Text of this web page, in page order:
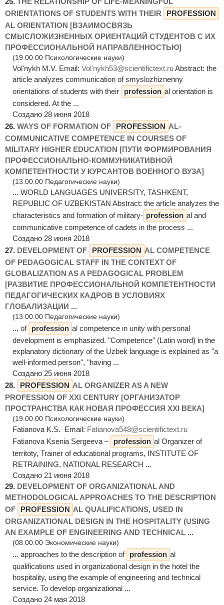
ORIENTATIONS OF STUDENTS WITH THEIR
PROFESSION
AL ORIENTATION [ВЗАИМОСВЯЗЬ
СМЫСЛОЖИЗНЕННЫХ ОРИЕНТАЦИЙ СТУДЕНТОВ С ИХ
ПРОФЕССИОНАЛЬНОЙ НАПРАВЛЕННОСТЬЮ]
(19.00.00 Психологические науки)
Vol'nykh М.V. Email: Vol'nykh53@scientifictext.ruAbstract: the
article analyzes communication of smyslozhiznenny
orientations of students with their
profession al orientation is
considered. At the ...
Создано 28 июня 2018
26. WAYS OF FORMATION OF PROFESSION AL-
COMMUNICATIVE COMPETENCE IN COURSES OF
MILITARY HIGHER EDUCATION [ПУТИ ФОРМИРОВАНИЯ
ПРОФЕССИОНАЛЬНО-КОММУНИКАТИВНОЙ
КОМПЕТЕНТНОСТИ У КУРСАНТОВ ВОЕННОГО ВУЗА]
(13.00.00 Педагогические науки)
... WORLD LANGUAGES UNIVERSITY, TASHKENT,
REPUBLIC OF UZBEKISTAN Abstract: the article analyzes the
characteristics and formation of military- profession al and
communicative competence of cadets in the process ...
Создано 28 июня 2018
27. DEVELOPMENT OF PROFESSION AL COMPETENCE
OF PEDAGOGICAL STAFF IN THE CONTEXT OF
GLOBALIZATION AS A PEDAGOGICAL PROBLEM
[РАЗВИТИЕ ПРОФЕССИОНАЛЬНОЙ КОМПЕТЕНТНОСТИ
ПЕДАГОГИЧЕСКИХ КАДРОВ В УСЛОВИЯХ
ГЛОБАЛИЗАЦИИ ...
(13.00.00 Педагогические науки)
... of profession al competence in unity with personal
development is emphasized. "Competence" (Latin word) in the
explanatory dictionary of the Uzbek language is explained as "a
well-informed person", "having ...
Создано 25 июня 2018
28.
PROFESSION AL ORGANIZER AS A NEW
PROFESSION OF XXI CENTURY [ОРГАНИЗАТОР
ПРОСТРАНСТВА КАК НОВАЯ ПРОФЕССИЯ XXI ВЕКА]
(19.00.00 Психологические науки)
Fatianova K.S. Email: Fatianova548@scientifictext.ru
Fatianova Ksenia Sergeeva – profession al Organizer of
territoty, Trainer of educational programs, INSTITUTE OF
RETRAINING, NATIONAL RESEARCH ...
Создано 21 июня 2018
29. DEVELOPMENT OF ORGANIZATIONAL AND
METHODOLOGICAL APPROACHES TO THE DESCRIPTION
OF
PROFESSION AL QUALIFICATIONS, USED IN
ORGANIZATIONAL DESIGN IN THE HOSPITALITY (USING
AN EXAMPLE OF ENGINEERING AND TECHNICAL ...
(08.00.00 Экономические науки)
... approaches to the description of profession al
qualifications used in organizational design in the hotel the
hospitality, using the example of engineering and technical
service. To develop organizational ...
Создано 24 мая 2018